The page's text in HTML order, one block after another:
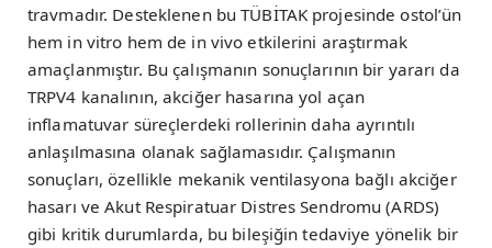
travmadır. Desteklenen bu TÜBİTAK projesinde ostol’ün
hem in vitro hem de in vivo etkilerini araştırmak
amaçlanmıştır. Bu çalışmanın sonuçlarının bir yararı da
TRPV4 kanalının, akciğer hasarına yol açan
inflamatuvar süreçlerdeki rollerinin daha ayrıntılı
anlaşılmasına olanak sağlamasıdır. Çalışmanın
sonuçları, özellikle mekanik ventilasyona bağlı akciğer
hasarı ve Akut Respiratuar Distres Sendromu (ARDS)
gibi kritik durumlarda, bu bileşiğin tedaviye yönelik bir